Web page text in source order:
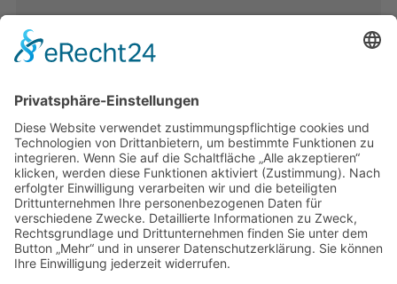
Band 28: Andrea Zeller
Eurorettung um jeden Preis?
Band 27: Thomas Jansen
Europa verstehen
Band 26: Andreas Öffner
Die Macht der Interessen
Band 25: Edmund Ratka
Deutschlands Mittelmeerpolitik